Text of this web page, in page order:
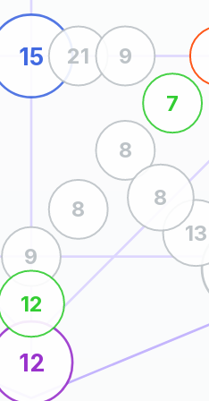
12
15
9
8
8
7
12
21 9
13
8